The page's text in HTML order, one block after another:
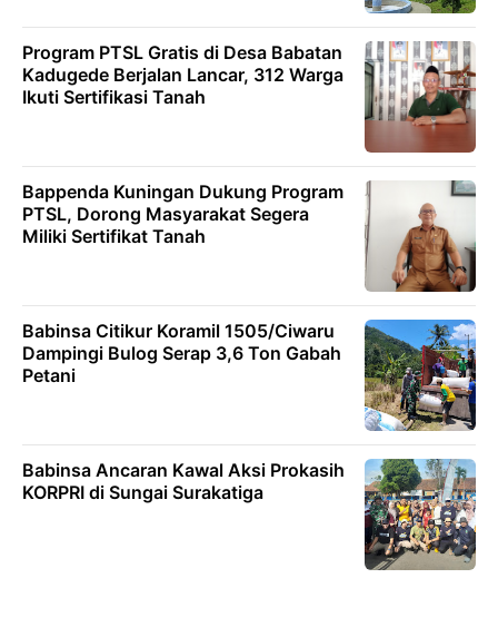
Program PTSL Gratis di Desa Babatan
Kadugede Berjalan Lancar, 312 Warga
Ikuti Sertifikasi Tanah
Bappenda Kuningan Dukung Program
PTSL, Dorong Masyarakat Segera
Miliki Sertifikat Tanah
Babinsa Citikur Koramil 1505/Ciwaru
Dampingi Bulog Serap 3,6 Ton Gabah
Petani
Babinsa Ancaran Kawal Aksi Prokasih
KORPRI di Sungai Surakatiga